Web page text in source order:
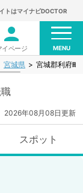
トはマイナビDOCTOR
イページ MENU
宮城県 宮城郡利府町
2026年08月08日更新
スポット